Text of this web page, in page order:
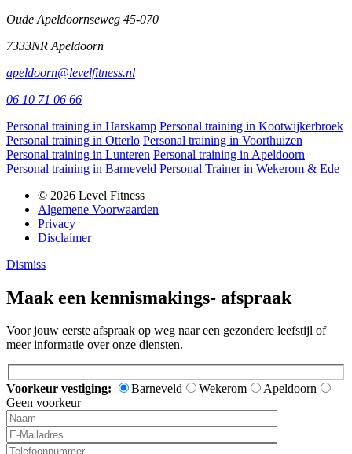
Oude Apeldoornseweg 45-070
7333NR Apeldoorn
apeldoorn@levelfitness.nl
06 10 71 06 66
Personal training in Harskamp Personal training in Kootwijkerbroek
Personal training in Otterlo Personal training in Voorthuizen
Personal training in Lunteren Personal training in Apeldoorn
Personal training in Barneveld Personal Trainer in Wekerom & Ede
© 2026 Level Fitness
Algemene Voorwaarden
Privacy
Disclaimer
Dismiss
Maak een kennismakings- afspraak
Voor jouw eerste afspraak op weg naar een gezondere leefstijl of
meer informatie over onze diensten.
Voorkeur vestiging: Barneveld Wekerom
Apeldoorn
Geen voorkeur